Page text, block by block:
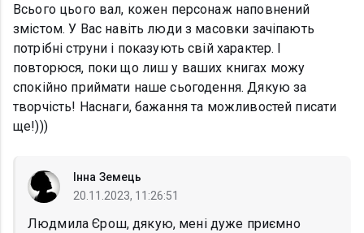
Всього цього вал, кожен персонаж наповнений
змістом. У Вас навіть люди з масовки зачіпають
потрібні струни і показують свій характер. І
повторюся, поки що лиш у ваших книгах можу
спокійно приймати наше сьогодення. Дякую за
творчість! Наснаги, бажання та можливостей писати
ще!)))
Інна Земець
20.11.2023, 11:26:51
Людмила Єрош, дякую, мені дуже приємно